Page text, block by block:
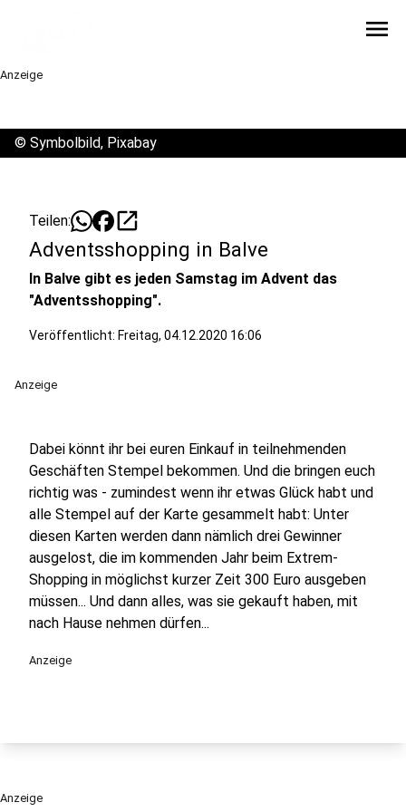
menu
Anzeige
© Symbolbild, Pixabay
Teilen: open_in_new
Adventsshopping in Balve
In Balve gibt es jeden Samstag im Advent das
"Adventsshopping".
Veröffentlicht: Freitag, 04.12.2020 16:06
Anzeige
Dabei könnt ihr bei euren Einkauf in teilnehmenden
Geschäften Stempel bekommen. Und die bringen euch
richtig was - zumindest wenn ihr etwas Glück habt und
alle Stempel auf der Karte gesammelt habt: Unter
diesen Karten werden dann nämlich drei Gewinner
ausgelost, die im kommenden Jahr beim Extrem-
Shopping in möglichst kurzer Zeit 300 Euro ausgeben
müssen... Und dann alles, was sie gekauft haben, mit
nach Hause nehmen dürfen...
Anzeige
Anzeige